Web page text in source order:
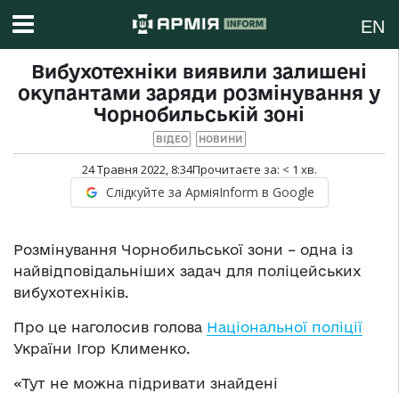
EN
Вибухотехніки виявили залишені
окупантами заряди розмінування у
Чорнобильській зоні
ВІДЕО НОВИНИ
24 Травня 2022, 8:34Прочитаєте за: < 1 хв.
Слідкуйте за АрміяInform в Google
Розмінування Чорнобильської зони – одна із
найвідповідальніших задач для поліцейських
вибухотехніків.
Про це наголосив голова Національної поліції
України Ігор Клименко.
«Тут не можна підривати знайдені